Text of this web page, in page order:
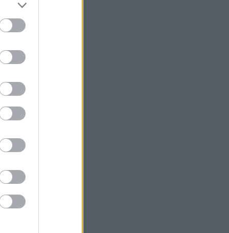
πρόσβαση στους φακέλους Έπστιν
Λιθουανία: Εντοπίστηκε σήραγγα κάτω
από τον συνοριακό φράχτη με τη
μεταναστών
Επενδυτή» – Ποινική ρήτρα για
εκπρόθεσμα παραδοτέα
Πετρέλαιο: Ήπιες μεταβολές με φόντο
Υεμένη: Οι Χούθι υποστηρίζουν ότι
δεξαμενόπλοιο στον Κόλπο του Άντεν
Χρυσός: Άνοδος πάνω από 4% λόγω
δολαρίου και Μέσης Ανατολής - Η
καλύτερη ημέρα από τον Φεβρουάριο